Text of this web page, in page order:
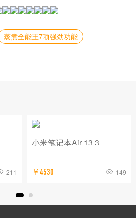
蒸煮全能王7项强劲功能
211
小米笔记本Air 13.3
￥4530 149